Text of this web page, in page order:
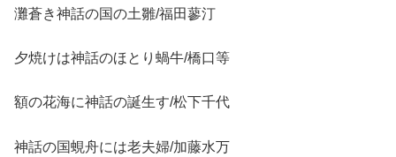
灘蒼き神話の国の土雛/福田蓼汀
夕焼けは神話のほとり蝸牛/橋口等
額の花海に神話の誕生す/松下千代
神話の国蜆舟には老夫婦/加藤水万